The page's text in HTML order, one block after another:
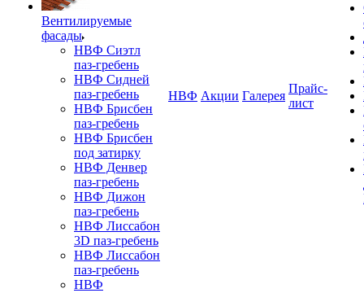
Вентилируемые
фасады
НВФ Сиэтл
паз-гребень
НВФ Сидней
паз-гребень
НВФ Брисбен
паз-гребень
НВФ Брисбен
под затирку
НВФ Денвер
паз-гребень
НВФ Дижон
паз-гребень
НВФ Лиссабон
3D паз-гребень
НВФ Лиссабон
паз-гребень
НВФ
НВФ Акции Галерея
Прайс-
лист